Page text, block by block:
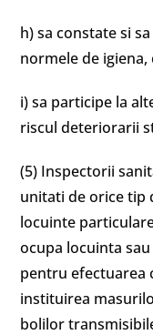
h) sa constate si
normele de
i) sa participe la
riscul deteriorarii
(5) Inspectorii
unitati de orice tip
locuinte
ocupa locuinta
pentru efectuarea
instituirea
bolilor